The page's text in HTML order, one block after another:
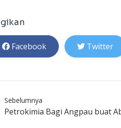
Facebook Twitter
Sebelumnya
Petrokimia Bagi Angpau buat